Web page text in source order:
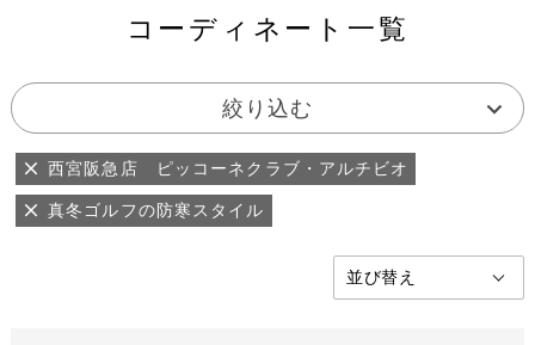
コーディネート一覧
絞り込む
西宮阪急店 ピッコーネクラブ・アルチビオ
真冬ゴルフの防寒スタイル